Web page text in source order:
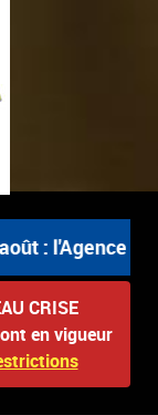
: l'Agence
CRISE
en vigueur